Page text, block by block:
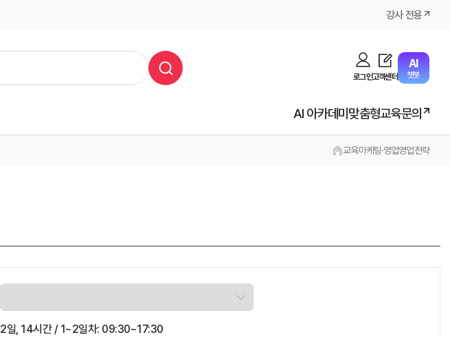
강사 전용
로그인고객센터
AI
챗봇
AI 아카데미맞춤형교육문의
교육마케팅·영업영업전략
2일, 14시간 / 1~2일차: 09:30~17:30